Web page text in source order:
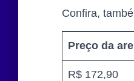
Confira,
Preço da
R$ 172,90